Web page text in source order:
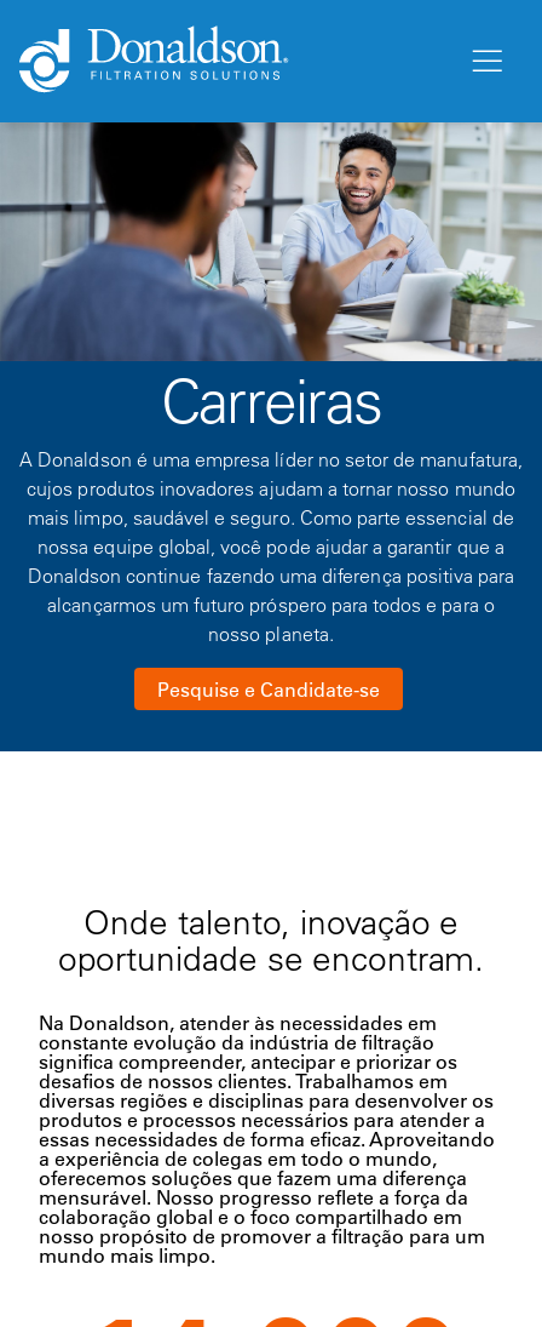
Carreiras
A Donaldson é uma empresa líder no setor de manufatura,
cujos produtos inovadores ajudam a tornar nosso mundo
mais limpo, saudável e seguro. Como parte essencial de
nossa equipe global, você pode ajudar a garantir que a
Donaldson continue fazendo uma diferença positiva para
alcançarmos um futuro próspero para todos e para o
nosso planeta.
Pesquise e Candidate-se
Onde talento, inovação e
oportunidade se encontram.
Na Donaldson, atender às necessidades em
constante evolução da indústria de filtração
significa compreender, antecipar e priorizar os
desafios de nossos clientes. Trabalhamos em
diversas regiões e disciplinas para desenvolver os
produtos e processos necessários para atender a
essas necessidades de forma eficaz. Aproveitando
a experiência de colegas em todo o mundo,
oferecemos soluções que fazem uma diferença
mensurável. Nosso progresso reflete a força da
colaboração global e o foco compartilhado em
nosso propósito de promover a filtração para um
mundo mais limpo.